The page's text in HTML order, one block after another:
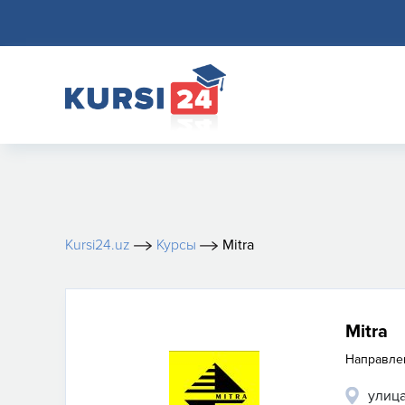
Kursi24.uz Курсы Mitra
Mitra